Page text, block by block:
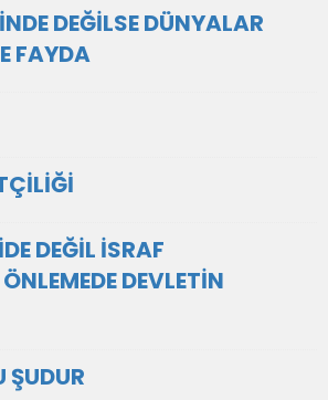
DEĞİLSE DÜNYALAR
FAYDA
DEĞİL İSRAF
DEVLETİN
ŞUDUR